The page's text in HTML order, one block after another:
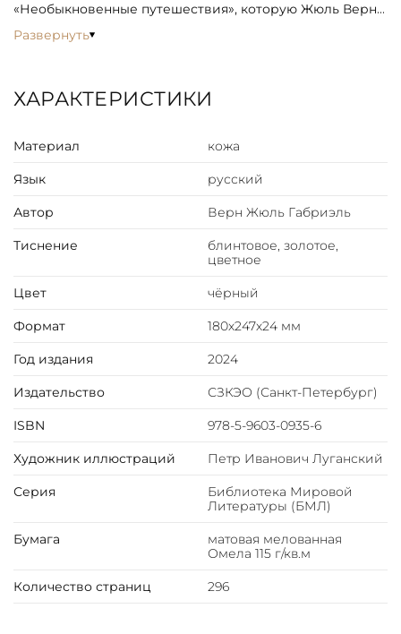
«Необыкновенные путешествия», которую Жюль Верн
начал писать в 1863 г. В эту серию вошло большинство
изолировать себя от окружающего мира и в результате
потерпели катастрофу. Текст романа дан в переводе Е.
Иллюстрации в этом издании выполнены
Луганским.
Классический европейский переплёт ручной работы
Форзац из дизайнерской бумаги Malmero с тиснением
6 бинтов на корешке, ручной обработки.
Обрез блока - золото с торшонированием.
Тиснение блинтовое, золотой и цветной фольгой.
Инкрустация кожаной вставкой с полноцветной
Вес 970г
Развернуть
ХАРАКТЕРИСТИКИ
Материал кожа
Язык русский
Автор Верн Жюль Габриэль
Тиснение
блинтовое, золотое,
цветное
Цвет чёрный
Формат 180х247х24 мм
Год издания 2024
Издательство СЗКЭО (Санкт-Петербург)
ISBN 978-5-9603-0935-6
Художник иллюстраций Петр Иванович Луганский
Серия
Библиотека Мировой
Литературы (БМЛ)
Бумага
матовая мелованная
Омела 115 г/кв.м
Количество страниц 296